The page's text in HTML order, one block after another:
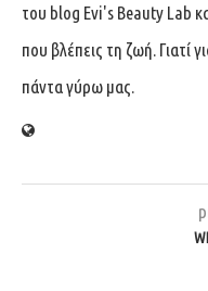
του blog Evi's Beauty Lab
που βλέπεις τη ζωή. Γιατί
πάντα γύρω μας.